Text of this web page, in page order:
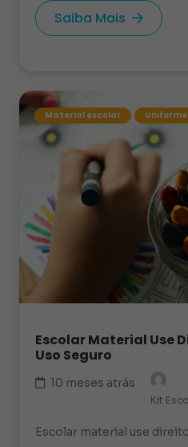
Saiba Mais
Material escolar
Escolar Material Use
Uso Seguro
10 meses atrás
Kit
Escolar material use